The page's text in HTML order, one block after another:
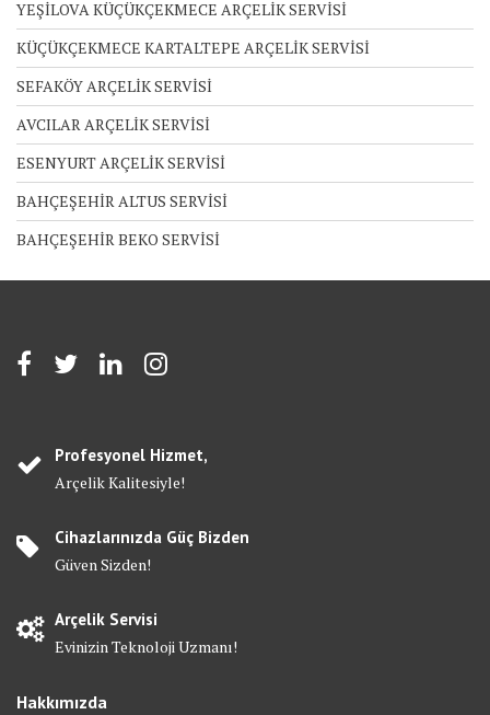
YEŞİLOVA KÜÇÜKÇEKMECE ARÇELİK SERVİSİ
KÜÇÜKÇEKMECE KARTALTEPE ARÇELİK SERVİSİ
SEFAKÖY ARÇELİK SERVİSİ
AVCILAR ARÇELİK SERVİSİ
ESENYURT ARÇELİK SERVİSİ
BAHÇEŞEHİR ALTUS SERVİSİ
BAHÇEŞEHİR BEKO SERVİSİ
Profesyonel Hizmet,
Arçelik Kalitesiyle!
Cihazlarınızda Güç Bizden
Güven Sizden!
Arçelik Servisi
Evinizin Teknoloji Uzmanı!
Hakkımızda